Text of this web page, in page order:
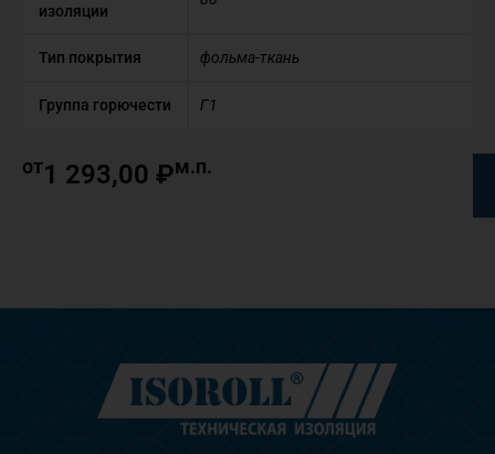
изоляции
Тип покрытия фольма-ткань
Группа горючести Г1
от1 293,00 ₽м.п.